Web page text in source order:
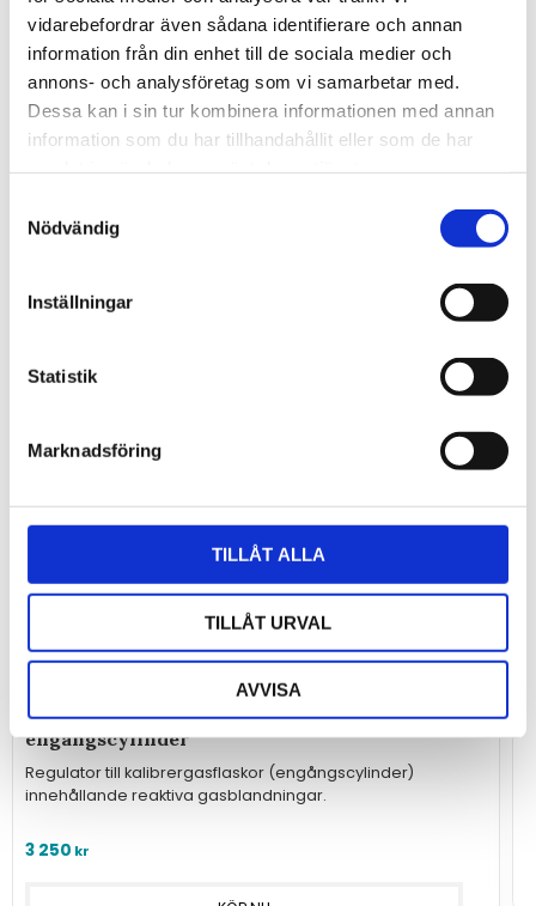
vidarebefordrar även sådana identifierare och annan
information från din enhet till de sociala medier och
annons- och analysföretag som vi samarbetar med.
Dessa kan i sin tur kombinera informationen med annan
information som du har tillhandahållit eller som de har
Nödvändig
Inställningar
Statistik
Marknadsföring
TILLÅT ALLA
TILLÅT URVAL
AVVISA
Bli den första att lämna ett omdöme.
Fastflödesregulator SS 0,5l/min till
engångscylinder
Regulator till kalibrergasflaskor (engångscylinder)
innehållande reaktiva gasblandningar.
3 250 kr